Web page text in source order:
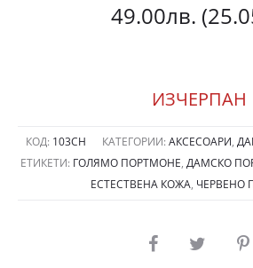
49.00лв.
ИЗЧЕРПАН
КОД: 103CH КАТЕГОРИИ: АКСЕСОАРИ,
ЕТИКЕТИ: ГОЛЯМО ПОРТМОНЕ, ДАМСКО
ЕСТЕСТВЕНА КОЖА, ЧЕРВЕНО
SHARE